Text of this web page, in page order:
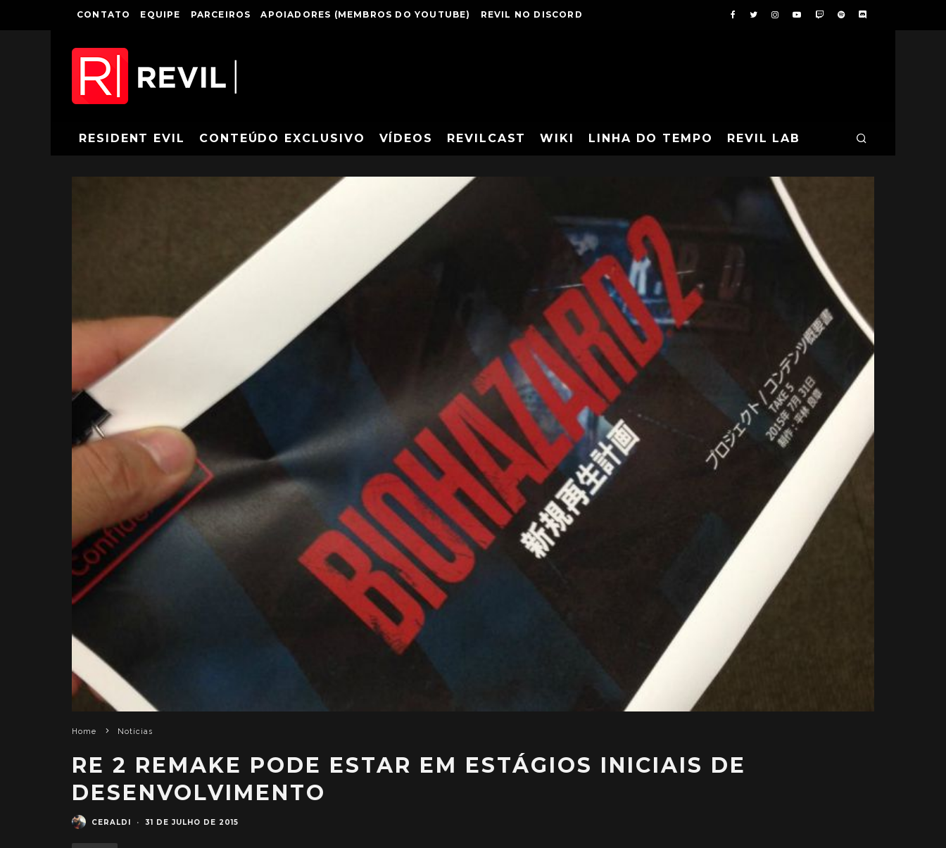
CONTATO EQUIPE PARCEIROS APOIADORES (MEMBROS DO YOUTUBE) REVIL NO DISCORD
RESIDENT EVIL CONTEÚDO EXCLUSIVO VÍDEOS REVILCAST WIKI LINHA DO TEMPO REVIL LAB
Home Notícias
RE 2 REMAKE PODE ESTAR EM ESTÁGIOS INICIAIS DE
DESENVOLVIMENTO
CERALDI · 31 DE JULHO DE 2015